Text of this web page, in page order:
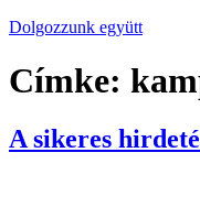
Dolgozzunk együtt
Címke:
A sikeres